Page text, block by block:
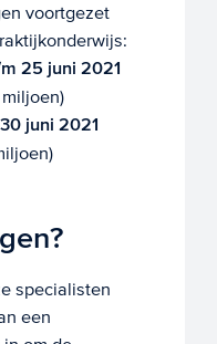
voortgezet
25 juni 2021
juni 2021
specialisten
een